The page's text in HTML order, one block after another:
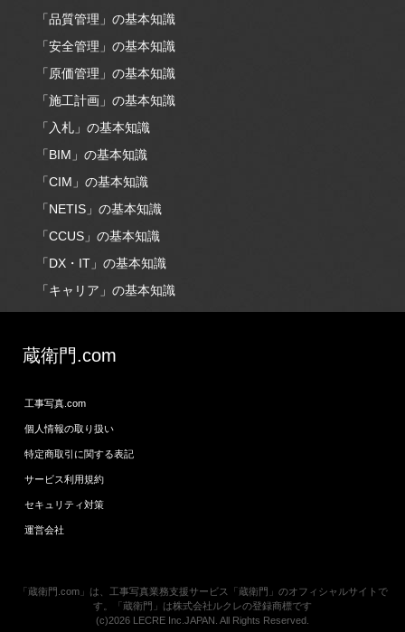
「品質管理」の基本知識
「安全管理」の基本知識
「原価管理」の基本知識
「施工計画」の基本知識
「入札」の基本知識
「BIM」の基本知識
「CIM」の基本知識
「NETIS」の基本知識
「CCUS」の基本知識
「DX・IT」の基本知識
「キャリア」の基本知識
蔵衛門.com
工事写真.com
個人情報の取り扱い
特定商取引に関する表記
サービス利用規約
セキュリティ対策
運営会社
「蔵衛門.com」は、工事写真業務支援サービス「蔵衛門」のオフィシャルサイトで
す。「蔵衛門」は株式会社ルクレの登録商標です
(c)2026 LECRE Inc.JAPAN. All Rights Reserved.